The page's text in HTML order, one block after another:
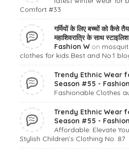
Comfort #33
गर्मियों के लिए बच्चों को कैसे
महाशिवरात्रि के साथ
Fashion W on
clothes for kids Best and No.1
Trendy Ethnic Wear
Season #55 -
Fashionable Clothes
Trendy Ethnic Wear
Season #55 -
Affordable: Elevate
Stylish Children’s Clothing No. 87